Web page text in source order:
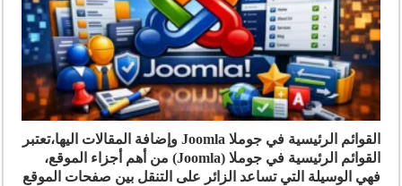
القوائم الرئيسية في جوملا Joomla وإضافة المقالات اليها،تعتبر
القوائم الرئيسية في جوملا (Joomla) من أهم أجزاء الموقع،
فهي الوسيلة التي تساعد الزائر على التنقل بين صفحات الموقع